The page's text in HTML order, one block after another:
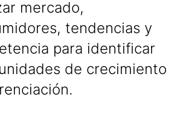
mercado,
tendencias y
para identificar
de crecimiento